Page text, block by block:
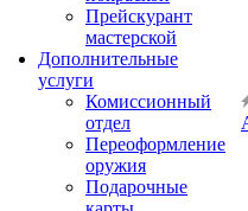
Прейскурант
мастерской
Дополнительные
услуги
Комиссионный
отдел
Переоформление
оружия
Подарочные